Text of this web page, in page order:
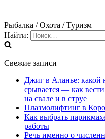
Рыбалка / Охота / Туризм
Найти:
Свежие записи
Джиг в Аланье: какой
срывается — как
на свале и в струе
Плазмолифтинг в
Как выбрать
работы
Речь именно о